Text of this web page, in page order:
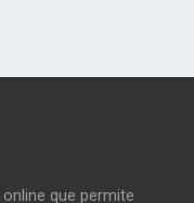
que permite